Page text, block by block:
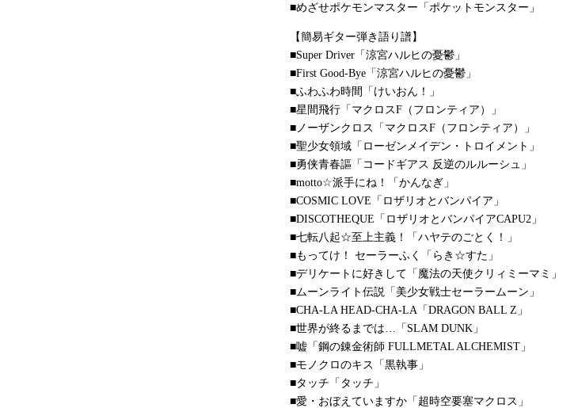
■めざせポケモンマスター「ポケットモンスター」
【簡易ギター弾き語り譜】
■Super Driver「涼宮ハルヒの憂鬱」
■First Good-Bye「涼宮ハルヒの憂鬱」
■ふわふわ時間「けいおん！」
■星間飛行「マクロスF（フロンティア）」
■ノーザンクロス「マクロスF（フロンティア）」
■聖少女領域「ローゼンメイデン・トロイメント」
■勇侠青春謳「コードギアス 反逆のルルーシュ」
■motto☆派手にね！「かんなぎ」
■COSMIC LOVE「ロザリオとバンパイア」
■DISCOTHEQUE「ロザリオとバンパイアCAPU2」
■七転八起☆至上主義！「ハヤテのごとく！」
■もってけ！ セーラーふく「らき☆すた」
■デリケートに好きして「魔法の天使クリィミーマミ」
■ムーンライト伝説「美少女戦士セーラームーン」
■CHA-LA HEAD-CHA-LA「DRAGON BALL Z」
■世界が終るまでは…「SLAM DUNK」
■嘘「鋼の錬金術師 FULLMETAL ALCHEMIST」
■モノクロのキス「黒執事」
■タッチ「タッチ」
■愛・おぼえていますか「超時空要塞マクロス」